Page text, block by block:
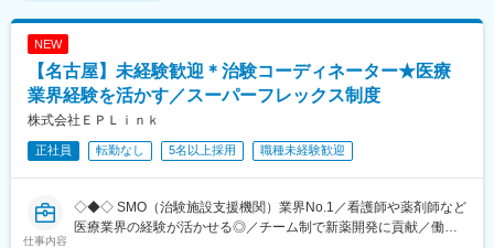
NEW
【名古屋】未経験歓迎＊治験コーディネーター★医療
業界経験を活かす／スーパーフレックス制度
株式会社ＥＰＬｉｎｋ
正社員 転勤なし 5名以上採用 職種未経験歓迎
仕事内容
◇◆◇ SMO（治験施設支援機関）業界No.1／看護師や薬剤師など
医療業界の経験が活かせる◎／チーム制で新薬開発に貢献／働き